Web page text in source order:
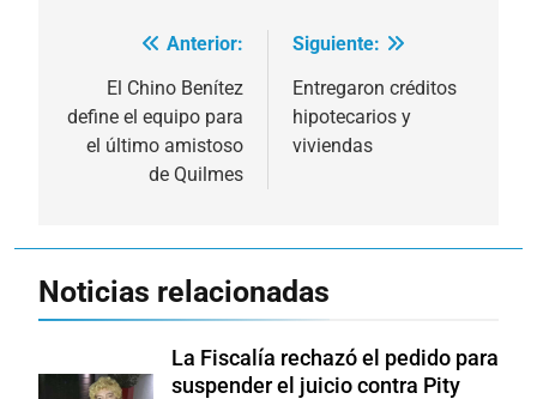
Navegación
entradas
Anterior:
El Chino Benítez
define el equipo para
el último amistoso
de Quilmes
Siguiente:
Entregaron créditos
hipotecarios y
viviendas
Noticias relacionadas
La Fiscalía rechazó el pedido para
suspender el juicio contra Pity